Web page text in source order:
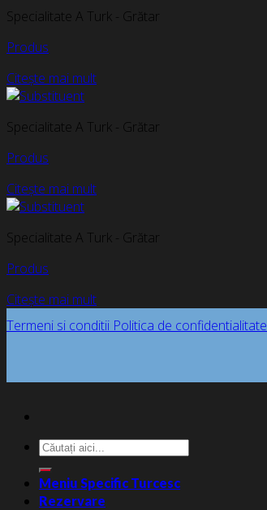
Specialitate A Turk - Grătar
Produs
Citește mai mult
Specialitate A Turk - Grătar
Produs
Citește mai mult
Specialitate A Turk - Grătar
Produs
Citește mai mult
Termeni si conditii Politica de confidentialitate
Caută
după:
Meniu Specific Turcesc
Rezervare